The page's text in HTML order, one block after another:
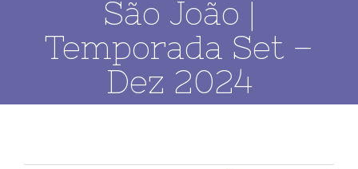
São João |
Temporada Set –
Dez 2024